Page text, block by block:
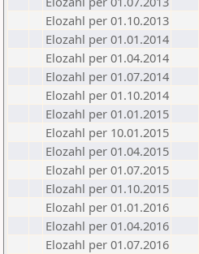
Elozahl per 01.10.2013
Elozahl per 01.01.2014
Elozahl per 01.04.2014
Elozahl per 01.07.2014
Elozahl per 01.10.2014
Elozahl per 01.01.2015
Elozahl per 10.01.2015
Elozahl per 01.04.2015
Elozahl per 01.07.2015
Elozahl per 01.10.2015
Elozahl per 01.01.2016
Elozahl per 01.04.2016
Elozahl per 01.07.2016